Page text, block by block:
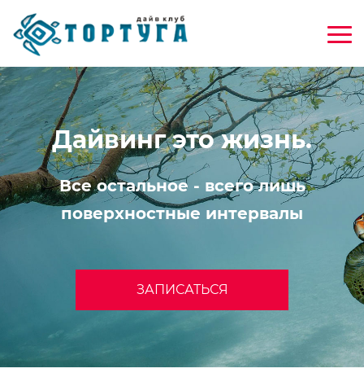
Дайвинг это жизнь.
Все остальное - всего лишь
поверхностные интервалы
ЗАПИСАТЬСЯ